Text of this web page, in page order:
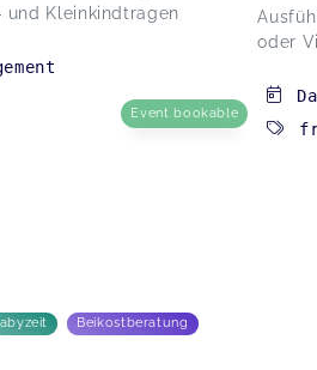
und Kleinkindtragen
Event bookable
oder
Beikostberatung